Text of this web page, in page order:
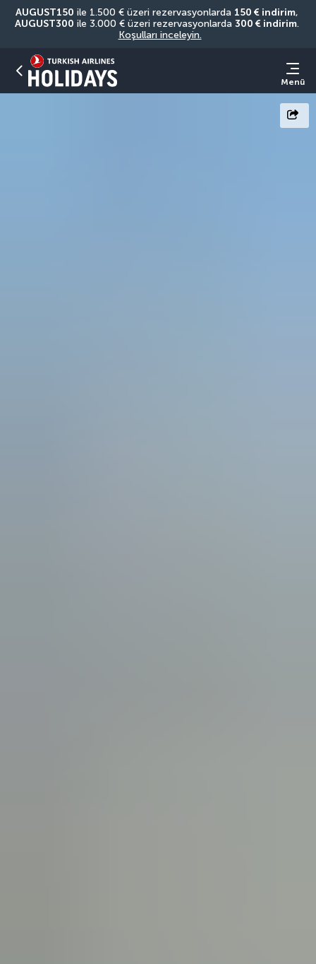
AUGUST150 ile 1.500 € üzeri rezervasyonlarda 150 € indirim
AUGUST300 ile 3.000 € üzeri rezervasyonlarda 300 € indirim
Koşulları inceleyin.
Menü